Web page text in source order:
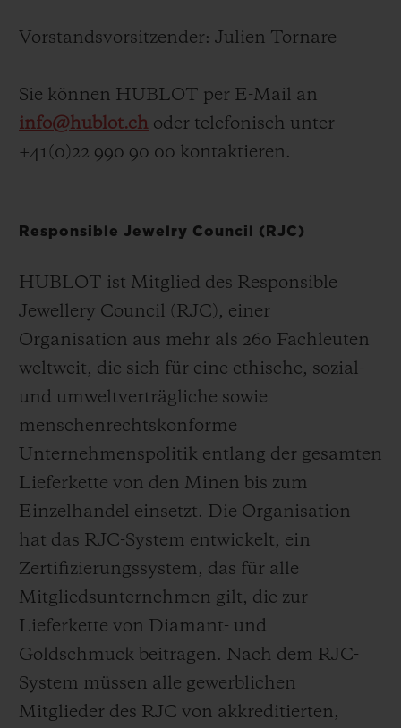
Vorstandsvorsitzender: Julien Tornare
Sie können HUBLOT per E-Mail an
info@hublot.ch oder telefonisch unter
+41(0)22 990 90 00 kontaktieren.
Responsible Jewelry Council (RJC)
HUBLOT ist Mitglied des Responsible
Jewellery Council (RJC), einer
Organisation aus mehr als 260 Fachleuten
weltweit, die sich für eine ethische, sozial-
und umweltverträgliche sowie
menschenrechtskonforme
Unternehmenspolitik entlang der gesamten
Lieferkette von den Minen bis zum
Einzelhandel einsetzt. Die Organisation
hat das RJC-System entwickelt, ein
Zertifizierungssystem, das für alle
Mitgliedsunternehmen gilt, die zur
Lieferkette von Diamant- und
Goldschmuck beitragen. Nach dem RJC-
System müssen alle gewerblichen
Mitglieder des RJC von akkreditierten,
EINE BOUTIQUE FINDEN